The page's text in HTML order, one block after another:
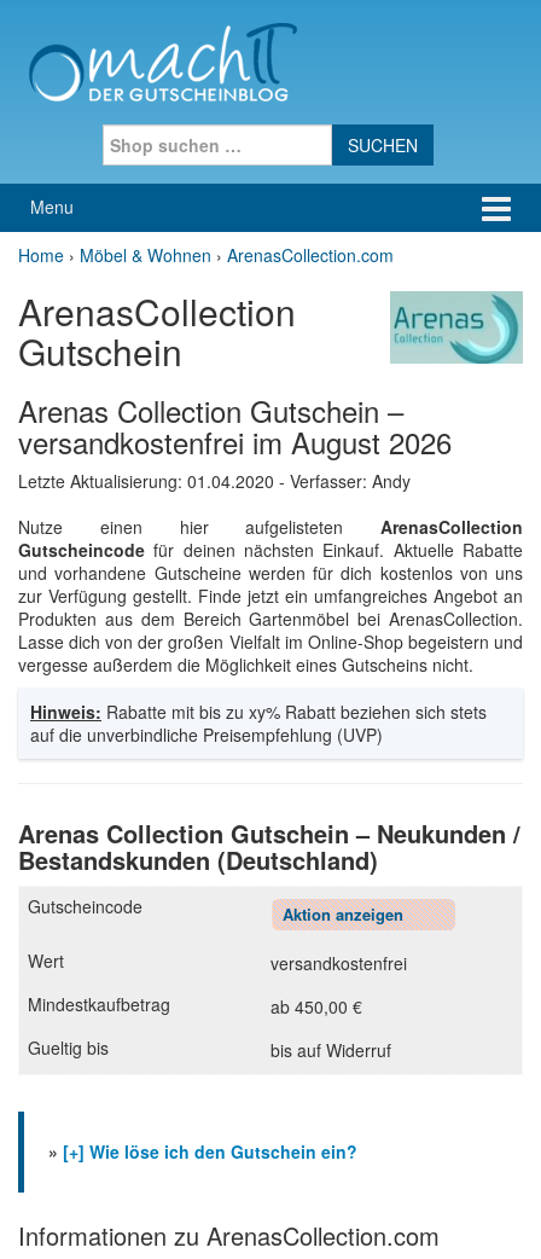
Menu
Home › Möbel & Wohnen › ArenasCollection.com
ArenasCollection
Gutschein
Arenas Collection Gutschein –
versandkostenfrei im August 2026
Letzte Aktualisierung: 01.04.2020 - Verfasser: Andy
Nutze einen hier aufgelisteten ArenasCollection
Gutscheincode für deinen nächsten Einkauf. Aktuelle Rabatte
und vorhandene Gutscheine werden für dich kostenlos von uns
zur Verfügung gestellt. Finde jetzt ein umfangreiches Angebot an
Produkten aus dem Bereich Gartenmöbel bei ArenasCollection.
Lasse dich von der großen Vielfalt im Online-Shop begeistern und
vergesse außerdem die Möglichkeit eines Gutscheins nicht.
Hinweis: Rabatte mit bis zu xy% Rabatt beziehen sich stets
auf die unverbindliche Preisempfehlung (UVP)
Arenas Collection Gutschein – Neukunden /
Bestandskunden (Deutschland)
Aktion anzeigen
versandkostenfrei
ab 450,00 €
bis auf Widerruf
» [+] Wie löse ich den Gutschein ein?
Informationen zu ArenasCollection.com